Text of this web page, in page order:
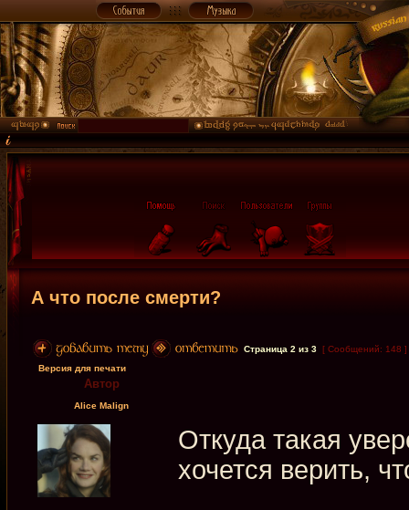
А что после смерти?
Страница 2 из 3 [ Сообщений: 148 ]
Версия для печати
Автор
Alice Malign
Откуда такая
хочется верить,